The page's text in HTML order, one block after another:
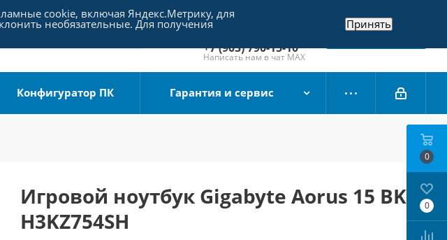
+7 (495) 790-15-10
Отдел продаж
+7 (903) 790-15-10
Написать нам в чат MAX
Заказать звонок
Конфигуратор ПК Гарантия и сервис
Игровой ноутбук Gigabyte Aorus 15 BKF-
H3KZ754SH
0
0
cookie, включая Яндекс.Метрику, для
необязательные. Для получения Принять